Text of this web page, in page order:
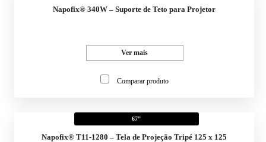
Napofix® 340W – Suporte de Teto para Projetor
Ver mais
Comparar produto
67"
Napofix® T11-1280 – Tela de Projeção Tripé 125 x 125